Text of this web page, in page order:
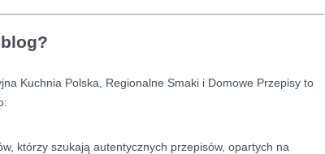
Kuchnia Polska, Regionalne Smaki i Domowe Przepisy to
którzy szukają autentycznych przepisów, opartych na